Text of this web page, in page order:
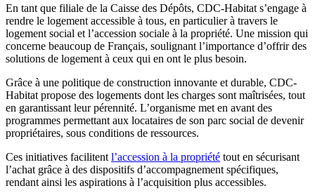
En tant que filiale de la Caisse des Dépôts, CDC-Habitat s’engage à
rendre le logement accessible à tous, en particulier à travers le
logement social et l’accession sociale à la propriété. Une mission qui
concerne beaucoup de Français, soulignant l’importance d’offrir des
solutions de logement à ceux qui en ont le plus besoin.
Grâce à une politique de construction innovante et durable, CDC-
Habitat propose des logements dont les charges sont maîtrisées, tout
en garantissant leur pérennité. L’organisme met en avant des
programmes permettant aux locataires de son parc social de devenir
propriétaires, sous conditions de ressources.
Ces initiatives facilitent l’accession à la propriété tout en sécurisant
l’achat grâce à des dispositifs d’accompagnement spécifiques,
rendant ainsi les aspirations à l’acquisition plus accessibles.